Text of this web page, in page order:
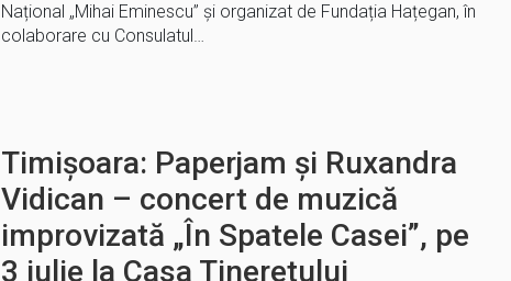
Național „Mihai Eminescu” și organizat de Fundația Hațegan, în
colaborare cu Consulatul…
Timișoara: Paperjam și Ruxandra
Vidican – concert de muzică
improvizată „În Spatele Casei”, pe
3 iulie la Casa Tineretului